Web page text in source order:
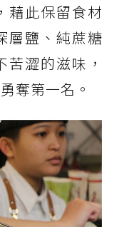
藉此保留食材
層鹽、純蔗糖
澀的滋味，
奪第一名。